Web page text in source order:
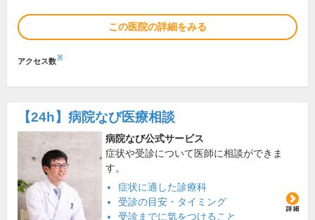
この医院の詳細をみる
アクセス数※
【24h】 病院なび医療相談
病院なび公式サービス
症状や受診について医師に相談ができま
す。
症状に適した診療科
受診の目安・タイミング
受診までに気をつけること